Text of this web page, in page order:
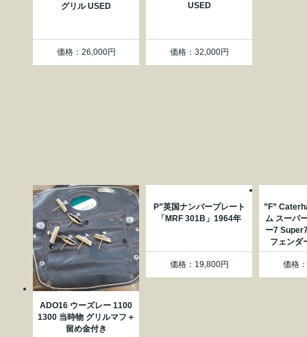
グリル USED
価格：26,000円
USED
価格：32,000円
ADO16 ウーズレー 1100
1300 当時物 グリルマフ＋
留め金付き
P”英国ナンバープレート
「MRF 301B」1964年
価格：19,800円
”F”
ム スーパ
ー7
フェンダ
価格